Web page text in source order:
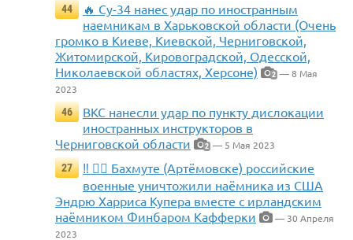
44
🔥 Су-34 нанес удар по иностранным
наемникам в Харьковской области (Очень
громко в Киеве, Киевской, Черниговской,
Житомирской, Кировоградской, Одесской,
Николаевской областях, Херсоне)
2 — 8 Мая
2023
46
ВКС нанесли удар по пункту дислокации
иностранных инструкторов в
Черниговской области
2 — 5 Мая 2023
27
‼️ 🏴‍☠️ Бахмуте (Артёмовске) российские
военные уничтожили наёмника из США
Эндрю Харриса Купера вместе с ирландским
наёмником Финбаром Кафферки
— 30 Апреля
2023